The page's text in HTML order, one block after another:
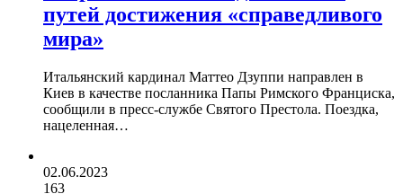
путей достижения «справедливого
мира»
Итальянский кардинал Маттео Дзуппи направлен в
Киев в качестве посланника Папы Римского Франциска,
сообщили в пресс-службе Святого Престола. Поездка,
нацеленная…
02.06.2023
163